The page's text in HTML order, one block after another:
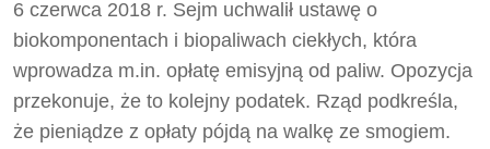
6 czerwca 2018 r. Sejm uchwalił ustawę o
biokomponentach i biopaliwach ciekłych, która
wprowadza m.in. opłatę emisyjną od paliw. Opozycja
przekonuje, że to kolejny podatek. Rząd podkreśla,
że pieniądze z opłaty pójdą na walkę ze smogiem.